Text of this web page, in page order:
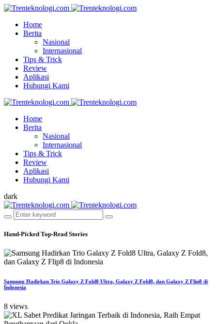
Home
Berita
Nasional
Internasional
Tips & Trick
Review
Aplikasi
Hubungi Kami
Home
Berita
Nasional
Internasional
Tips & Trick
Review
Aplikasi
Hubungi Kami
dark
Hand-Picked Top-Read Stories
Samsung Hadirkan Trio Galaxy Z Fold8 Ultra, Galaxy Z Fold8, dan Galaxy Z Flip8 di
Indonesia
8 views